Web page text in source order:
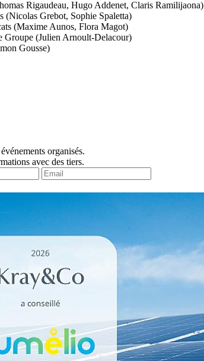
Rigaudeau, Hugo Addenet, Claris Ramilijaona)
(Nicolas Grebot, Sophie Spaletta)
(Maxime Aunos, Flora Magot)
Groupe (Julien Arnoult-Delacour)
Gousse)
organisés.
avec des tiers.